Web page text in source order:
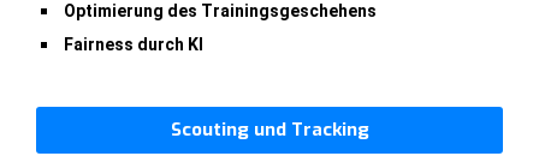
Optimierung des Trainingsgeschehens
Fairness durch KI
Scouting und Tracking